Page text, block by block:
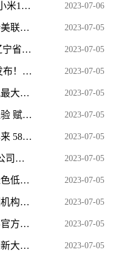
苹果iPhone 14 Pro唯一的对手！小米13官网的评价数已破百万|环球播资讯 2023-07-06
林枫理财：黄金窄幅震荡，静待美联储指引方向-今日热议 2023-07-05
全球报道:艺术 | 小戏曲大胸怀 辽宁省第二届地方戏曲小戏展演开幕 2023-07-05
焦点热讯:世界银行1000强榜单发布！10家中国银行进入20强 2023-07-05
贵州黄果树瀑布迎来2023年入汛最大水量 当前关注 2023-07-05
株洲师专到湖南幼专交流办学经验 赋能职业教育高质量发展 2023-07-05
环球速看：社区矫正法实施三年来 58万人次社区矫正对象接受就业或就学指导 2023-07-05
中粮资本：股东拟减持不超3％公司股份 2023-07-05
吉泰阀门荣获2023年度温州市绿色低碳工厂 2023-07-05
全球即时：排行榜上的原画培训机构课程价格一般学费多少 2023-07-05
环球最新：杭州亚运会电竞赛事官方用机 iQOO 11S 正式发布 2023-07-05
天天热头条丨江津第六届创业创新大赛复赛举行 15个项目胜出 2023-07-05